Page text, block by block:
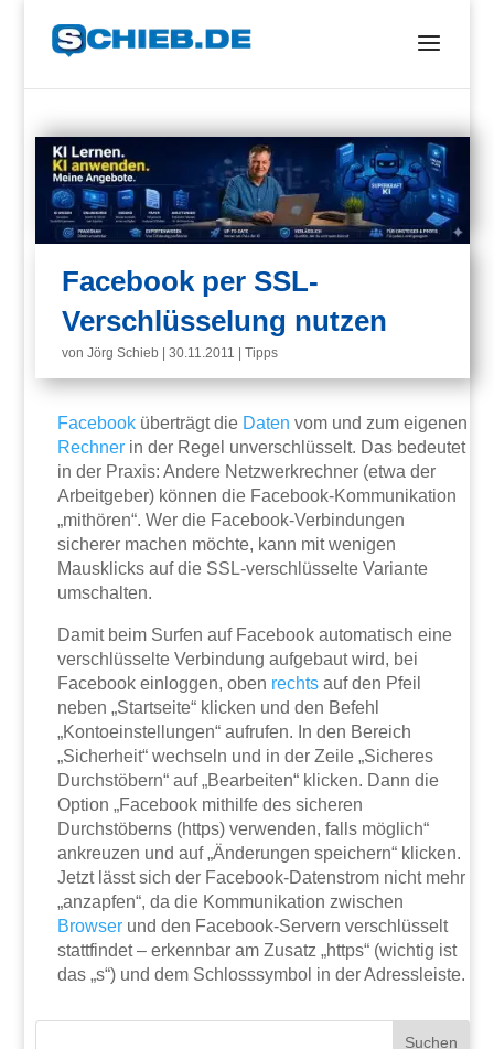
Facebook per SSL-
Verschlüsselung nutzen
vonJörg Schieb |30.11.2011 |Tipps
Facebook überträgt die Daten vom und zum eigenen
Rechner in der Regel unverschlüsselt. Das bedeutet
in der Praxis: Andere Netzwerkrechner (etwa der
Arbeitgeber) können die Facebook-Kommunikation
„mithören“. Wer die Facebook-Verbindungen
sicherer machen möchte, kann mit wenigen
Mausklicks auf die SSL-verschlüsselte Variante
umschalten.
Damit beim Surfen auf Facebook automatisch eine
verschlüsselte Verbindung aufgebaut wird, bei
Facebook einloggen, oben rechts auf den Pfeil
neben „Startseite“ klicken und den Befehl
„Kontoeinstellungen“ aufrufen. In den Bereich
„Sicherheit“ wechseln und in der Zeile „Sicheres
Durchstöbern“ auf „Bearbeiten“ klicken. Dann die
Option „Facebook mithilfe des sicheren
Durchstöberns (https) verwenden, falls möglich“
ankreuzen und auf „Änderungen speichern“ klicken.
Jetzt lässt sich der Facebook-Datenstrom nicht mehr
„anzapfen“, da die Kommunikation zwischen
Browser und den Facebook-Servern verschlüsselt
stattfindet – erkennbar am Zusatz „https“ (wichtig ist
das „s“) und dem Schlosssymbol in der Adressleiste.